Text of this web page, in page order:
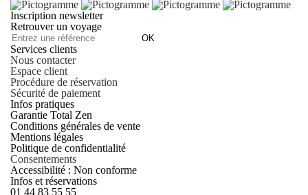
Inscription newsletter
Retrouver un voyage
OK
Services clients
Nous contacter
Espace client
Procédure de réservation
Sécurité de paiement
Infos pratiques
Garantie Total Zen
Conditions générales de vente
Mentions légales
Politique de confidentialité
Consentements
Accessibilité : Non conforme
Infos et réservations
01 44 83 55 55